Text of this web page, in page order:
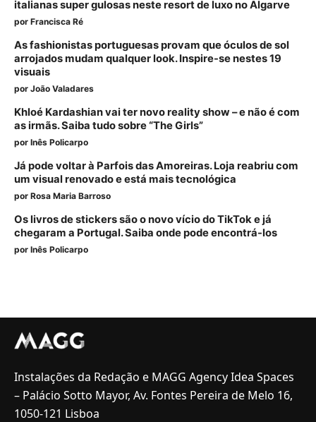
italianas super gulosas neste resort de luxo no Algarve
por Francisca Ré
As fashionistas portuguesas provam que óculos de sol
arrojados mudam qualquer look. Inspire-se nestes 19
visuais
por João Valadares
Khloé Kardashian vai ter novo reality show – e não é com
as irmãs. Saiba tudo sobre “The Girls”
por Inês Policarpo
Já pode voltar à Parfois das Amoreiras. Loja reabriu com
um visual renovado e está mais tecnológica
por Rosa Maria Barroso
Os livros de stickers são o novo vício do TikTok e já
chegaram a Portugal. Saiba onde pode encontrá-los
por Inês Policarpo
Instalações da Redação e MAGG Agency Idea Spaces
– Palácio Sotto Mayor, Av. Fontes Pereira de Melo 16,
1050-121 Lisboa